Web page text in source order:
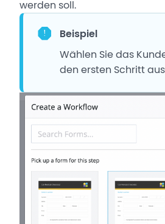
werden soll.
Beispiel
Wählen Sie das
den ersten Schritt